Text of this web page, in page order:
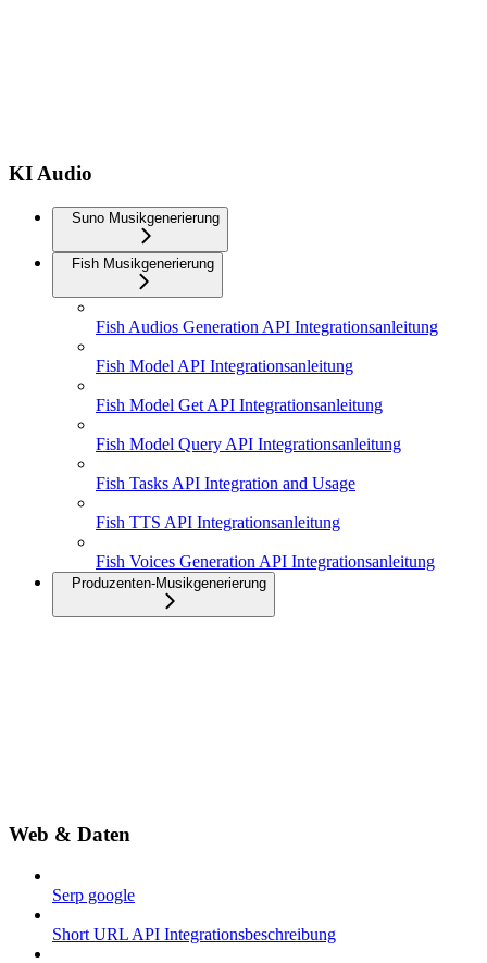
KI Audio
Suno Musikgenerierung
Fish Musikgenerierung
Fish Audios Generation API Integrationsanleitung
Fish Model API Integrationsanleitung
Fish Model Get API Integrationsanleitung
Fish Model Query API Integrationsanleitung
Fish Tasks API Integration and Usage
Fish TTS API Integrationsanleitung
Fish Voices Generation API Integrationsanleitung
Produzenten-Musikgenerierung
Web & Daten
Serp google
Short URL API Integrationsbeschreibung